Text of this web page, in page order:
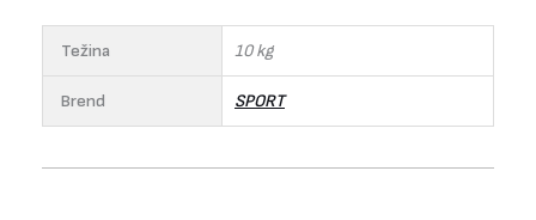
Težina 10 kg
Brend SPORT